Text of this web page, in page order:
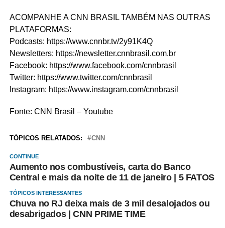
ACOMPANHE A CNN BRASIL TAMBÉM NAS OUTRAS
PLATAFORMAS:
Podcasts: https://www.cnnbr.tv/2y91K4Q
Newsletters: https://newsletter.cnnbrasil.com.br
Facebook: https://www.facebook.com/cnnbrasil
Twitter: https://www.twitter.com/cnnbrasil
Instagram: https://www.instagram.com/cnnbrasil
Fonte: CNN Brasil – Youtube
TÓPICOS RELATADOS: CNN
CONTINUE
Aumento nos combustíveis, carta do Banco
Central e mais da noite de 11 de janeiro | 5 FATOS
TÓPICOS INTERESSANTES
Chuva no RJ deixa mais de 3 mil desalojados ou
desabrigados | CNN PRIME TIME